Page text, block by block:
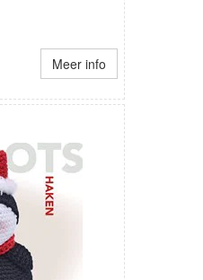
Meer info